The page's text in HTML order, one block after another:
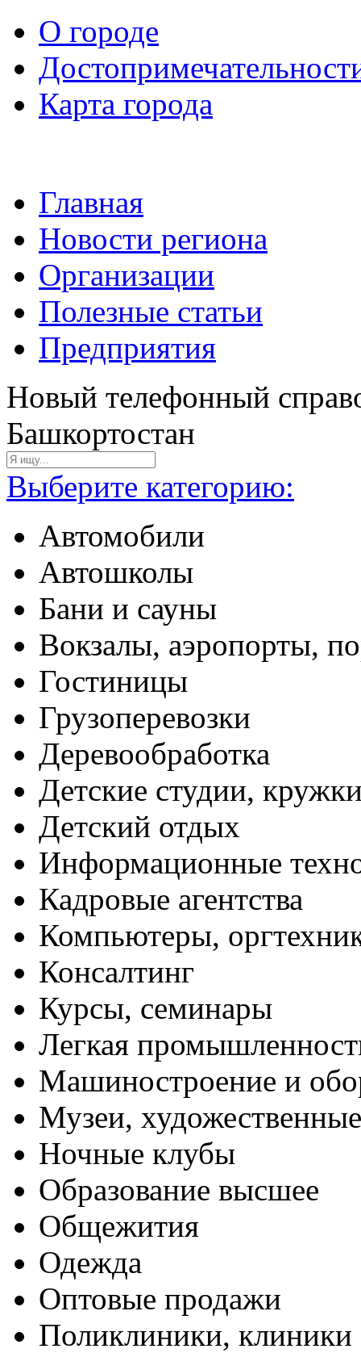
О городе
Карта города
Главная
Новости региона
Организации
Полезные статьи
Предприятия
Новый телефонный
Башкортостан
Выберите категорию:
Автомобили
Автошколы
Бани и сауны
Вокзалы, аэропорты,
Гостиницы
Грузоперевозки
Деревообработка
Детские студии,
Детский отдых
Информационные
Кадровые агентства
Компьютеры,
Консалтинг
Курсы, семинары
Легкая
Машиностроение и
Музеи,
Ночные клубы
Образование высшее
Общежития
Одежда
Оптовые продажи
Поликлиники, клиники